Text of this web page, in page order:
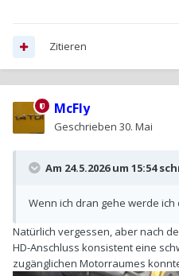
Zitieren
McFly
Geschrieben 30. Mai
Am 24.5.2026 um 15:54
Wenn ich dran gehe werde
Natürlich vergessen, aber nach
HD-Anschluss konsistent eine
zugänglichen Motorraumes